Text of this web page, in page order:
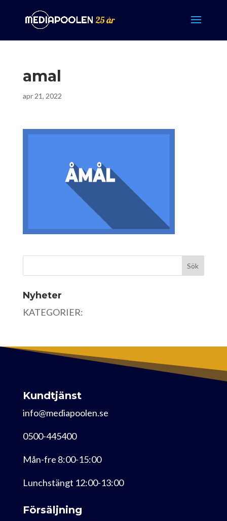
amal
apr 21, 2022
Nyheter
KATEGORIER:
Kundtjänst
info@mediapoolen.se
0500-445400
Mån-fre 8:00-15:00
Lunchstängt 12:00-13:00
Försäljning